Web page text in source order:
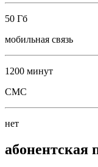
50 Гб
мобильная связь
1200 минут
СМС
нет
абонентская